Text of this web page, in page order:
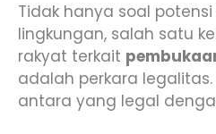
Tidak hanya soal potensi
lingkungan, salah satu
rakyat terkait
adalah perkara
antara yang legal